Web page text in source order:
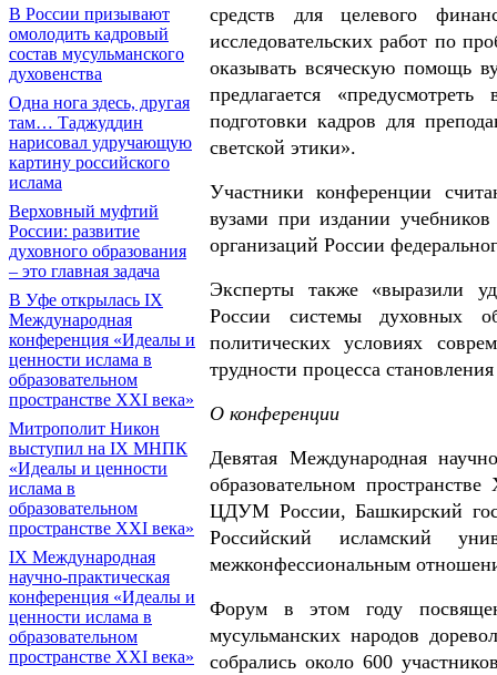
В России призывают
омолодить кадровый
состав мусульманского
духовенства
Одна нога здесь, другая
там… Таджуддин
нарисовал удручающую
картину российского
ислама
Верховный муфтий
России: развитие
духовного образования
– это главная задача
В Уфе открылась IX
Международная
конференция «Идеалы и
ценности ислама в
образовательном
пространстве XXI века»
Митрополит Никон
выступил на IX МНПК
«Идеалы и ценности
ислама в
образовательном
пространстве XXI века»
IX Международная
научно-практическая
конференция «Идеалы и
ценности ислама в
образовательном
пространстве XXI века»
средств для целевого
исследовательских работ по
оказывать всяческую помощь
предлагается
подготовки кадров для
светской этики».
Участники конференции
вузами при издании
организаций России
Эксперты также «выразили
России системы духовных
политических условиях
трудности процесса
О конференции
Девятая Международная
образовательном
ЦДУМ России, Башкирский
Российский исламский
межконфессиональным
Форум в этом году посвящен
мусульманских народов
собрались около 600